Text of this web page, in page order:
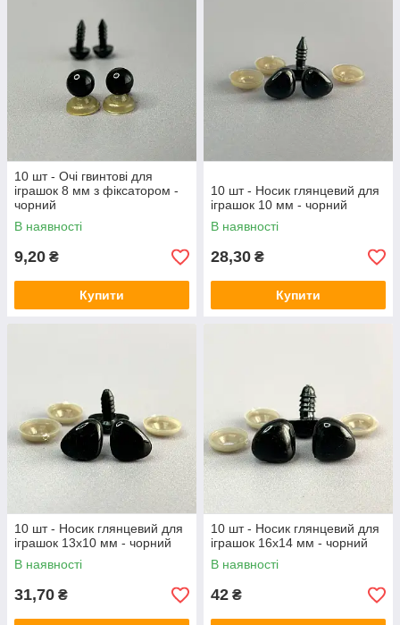
10 шт - Очі гвинтові для
іграшок 8 мм з фіксатором -
чорний
В наявності
9,20 ₴
Купити
10 шт - Носик глянцевий для
іграшок 10 мм - чорний
В наявності
28,30 ₴
Купити
10 шт - Носик глянцевий для
іграшок 13х10 мм - чорний
В наявності
31,70 ₴
10 шт - Носик глянцевий для
іграшок 16х14 мм - чорний
В наявності
42 ₴